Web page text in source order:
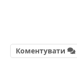
Коментувати